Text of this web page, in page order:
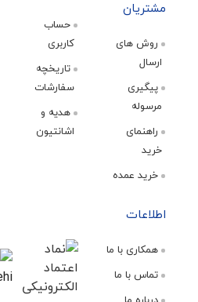
روش های
خرید عمده
کاربری
همکاری با ما
تماس با ما